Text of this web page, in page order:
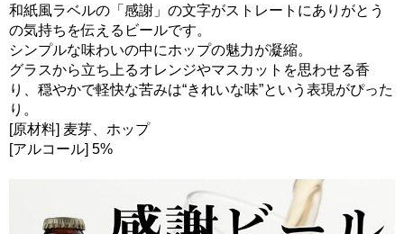
和紙風ラベルの「感謝」の文字がストレートにありがとう
の気持ちを伝えるビールです。
シンプルな味わいの中にホップの魅力が凝縮。
グラスから立ち上るオレンジやマスカットを思わせる香
り、穏やかで軽快な苦みは“きれいな味”という表現がぴった
り。
[原材料] 麦芽、ホップ
[アルコール] 5%